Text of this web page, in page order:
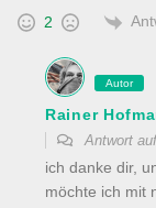
2
Autor
Rainer
Antwort
ich danke dir,
möchte ich mit